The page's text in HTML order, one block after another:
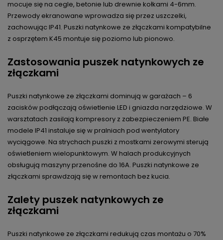
mocuje się na cegle, betonie lub drewnie kołkami 4-6mm.
Przewody ekranowane wprowadza się przez uszczelki,
zachowując IP41. Puszki natynkowe ze złączkami kompatybilne
z osprzętem K45 montuje się poziomo lub pionowo.
Zastosowania puszek natynkowych ze
złączkami
Puszki natynkowe ze złączkami dominują w garażach – 6
zacisków podłączają oświetlenie LED i gniazda narzędziowe. W
warsztatach zasilają kompresory z zabezpieczeniem PE. Białe
modele IP41 instaluje się w pralniach pod wentylatory
wyciągowe. Na strychach puszki z mostkami zerowymi sterują
oświetleniem wielopunktowym. W halach produkcyjnych
obsługują maszyny przenośne do 16A. Puszki natynkowe ze
złączkami sprawdzają się w remontach bez kucia.​
Zalety puszek natynkowych ze
złączkami
Puszki natynkowe ze złączkami redukują czas montażu o 70%